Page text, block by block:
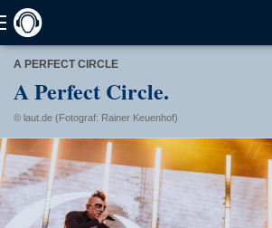
A PERFECT CIRCLE
A Perfect Circle.
© laut.de (Fotograf: Rainer Keuenhof)